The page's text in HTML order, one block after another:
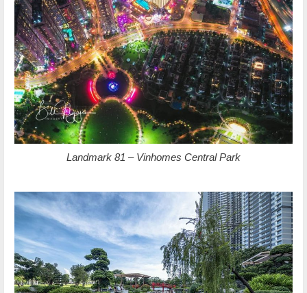
Landmark 81 – Vinhomes Central Park